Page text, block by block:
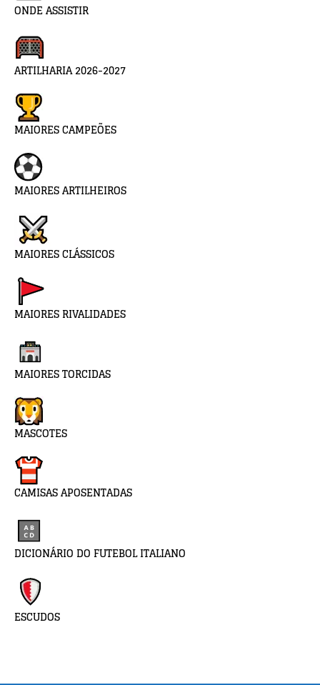
ONDE ASSISTIR
ARTILHARIA 2026-2027
MAIORES CAMPEÕES
MAIORES ARTILHEIROS
MAIORES CLÁSSICOS
MAIORES RIVALIDADES
MAIORES TORCIDAS
MASCOTES
CAMISAS APOSENTADAS
DICIONÁRIO DO FUTEBOL ITALIANO
ESCUDOS